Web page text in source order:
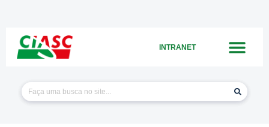
INTRANET